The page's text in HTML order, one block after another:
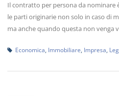
Il contratto per persona da
le parti originarie non solo in caso di
ma anche quando questa non venga
Economica Immobiliare Impresa